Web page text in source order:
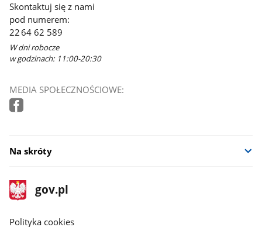
Skontaktuj się z nami
pod numerem:
22 64 62 589
W dni robocze
w godzinach: 11:00-20:30
MEDIA SPOŁECZNOŚCIOWE:
Na skróty
stopka
gov.pl
Strona
gov.pl
gov.pl
Polityka cookies